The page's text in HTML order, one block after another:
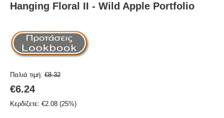
Hanging Floral II - Wild Apple Portfolio
Παλιά τιμή: €8.32
€6.24
Κερδίζετε: €2.08 (25%)